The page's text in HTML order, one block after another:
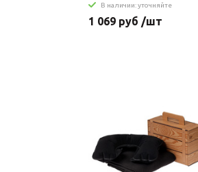
В наличии: уточняйте
1 069 руб /шт